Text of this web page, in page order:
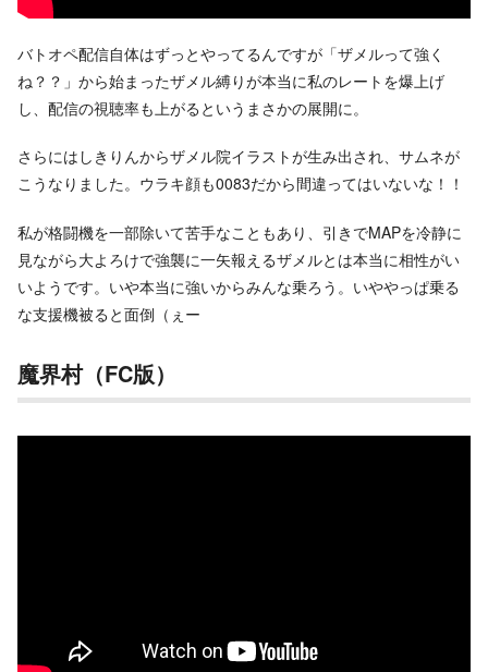
バトオペ配信自体はずっとやってるんですが「ザメルって強く
ね？？」から始まったザメル縛りが本当に私のレートを爆上げ
し、配信の視聴率も上がるというまさかの展開に。
さらにはしきりんからザメル院イラストが生み出され、サムネが
こうなりました。ウラキ顔も0083だから間違ってはいないな！！
私が格闘機を一部除いて苦手なこともあり、引きでMAPを冷静に
見ながら大よろけで強襲に一矢報えるザメルとは本当に相性がい
いようです。いや本当に強いからみんな乗ろう。いややっぱ乗る
な支援機被ると面倒（ぇー
魔界村（FC版）